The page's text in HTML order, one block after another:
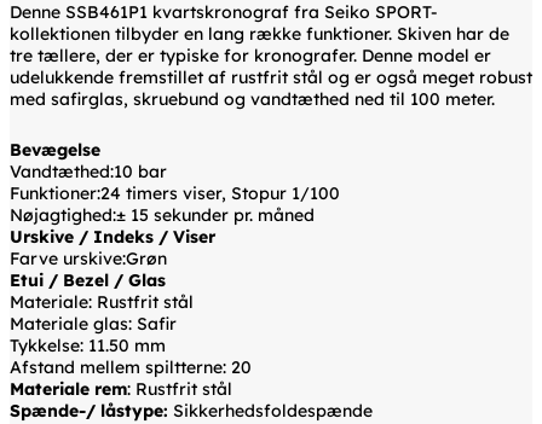
Denne SSB461P1 kvartskronograf fra Seiko SPORT-
kollektionen tilbyder en lang række funktioner. Skiven har de
tre tællere, der er typiske for kronografer. Denne model er
udelukkende fremstillet af rustfrit stål og er også meget robust
med safirglas, skruebund og vandtæthed ned til 100 meter.
Bevægelse
Vandtæthed:10 bar
Funktioner:24 timers viser, Stopur 1/100
Nøjagtighed:± 15 sekunder pr. måned
Urskive / Indeks / Viser
Farve urskive:Grøn
Etui / Bezel / Glas
Materiale: Rustfrit stål
Materiale glas: Safir
Tykkelse: 11.50 mm
Afstand mellem spiltterne: 20
Materiale rem: Rustfrit stål
Spænde-/ låstype: Sikkerhedsfoldespænde